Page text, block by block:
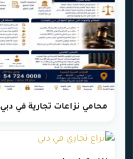
محامي نزاعات تجارية في دبي